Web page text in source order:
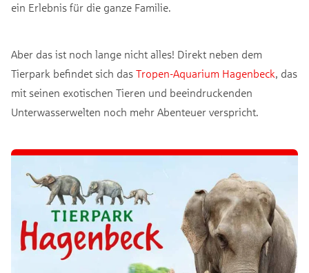
ein Erlebnis für die ganze Familie.
Aber das ist noch lange nicht alles! Direkt neben dem
Tierpark befindet sich das Tropen-Aquarium Hagenbeck, das
mit seinen exotischen Tieren und beeindruckenden
Unterwasserwelten noch mehr Abenteuer verspricht.